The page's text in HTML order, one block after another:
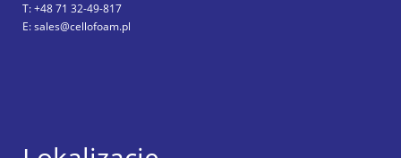
T: +48 71 32-49-817
E: sales@cellofoam.pl